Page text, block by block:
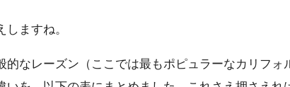
ますね。
的なレーズン（ここでは最もポピュラーなカリフォ